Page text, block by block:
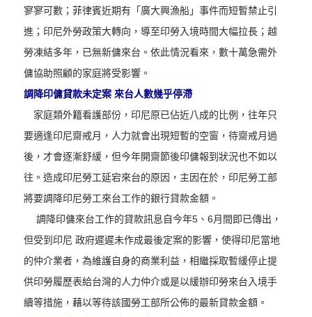
寥寥可數；菲律賓近期有「廣大興漁船」事件而短暫禁止引
進；印尼外勞政策大轉向，導至印勞入境時間大幅拉長；越
勞凍結多年，已無新傭來台。依此情況看來，數十萬急需外
傭協助照顧的家庭將受影響。
調降印傭貸款未定案 來台人數幾乎停滯
家庭類外籍看護部份，印尼原已佔近八成的比例，往年只
要適逢印尼齋戒月，人力就會出現短暫的空窗，待齋戒月過
後，才會逐漸舒緩，但今年開齋節後印傭報到狀況也不如以
往。造成印尼勞工延宕來台的原因，主因在於，印尼勞工部
將要調降印尼勞工來台工作的銀行貸款金額。
調降印傭來台工作的貸款訊息自今年5、6月間即已傳出，
但受到印尼 政府遲遲未作成最後定案的影響，使得印尼當地
的仲介業者，為維護自身的商業利益，相繼採取暫緩停止提
供印勞履歷表給台灣的人力仲介或是以緩辦印勞來台入境手
續等措施，藉以等待該國勞工部所公佈的最新貸款金額。